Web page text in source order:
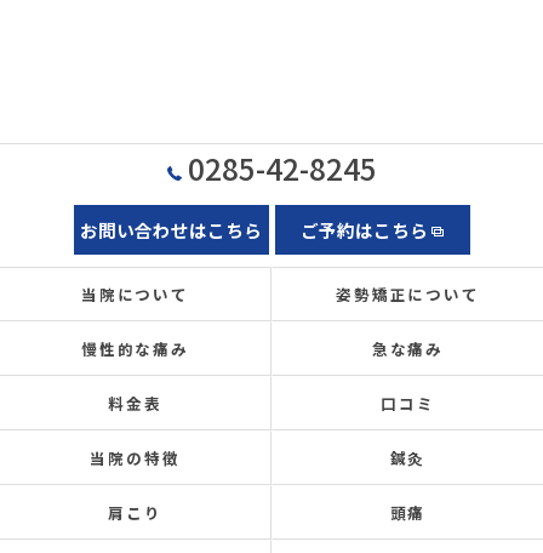
0285-42-8245
お問い合わせはこちら ご予約はこちら
当院について 姿勢矯正について
慢性的な痛み 急な痛み
料金表 口コミ
当院の特徴 鍼灸
肩こり 頭痛